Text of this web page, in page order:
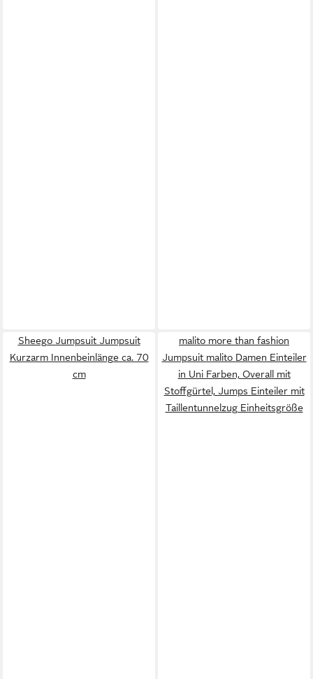
Sheego Jumpsuit Jumpsuit
Kurzarm Innenbeinlänge ca. 70
cm
malito more than fashion
Jumpsuit malito Damen Einteiler
in Uni Farben, Overall mit
Stoffgürtel, Jumps Einteiler mit
Taillentunnelzug Einheitsgröße